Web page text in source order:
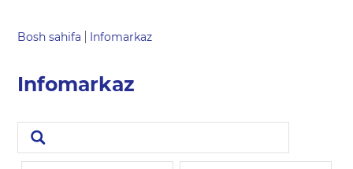
Bosh sahifa Infomarkaz
Infomarkaz